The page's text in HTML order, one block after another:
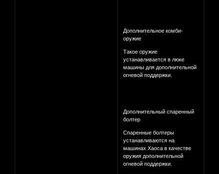
Дополнительное комби-
оружие
Такое оружие
устанавливается в люке
машины для дополнительной
огневой поддержки.
Дополнительный спаренный
болтер
Спаренные болтеры
устанавливаются на
машинах Хаоса в качестве
оружия дополнительной
огневой поддержки.